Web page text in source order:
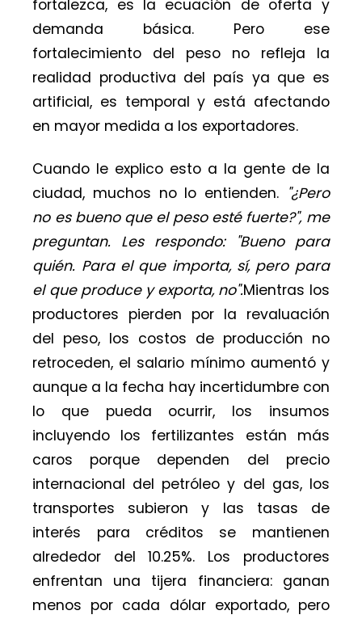
fortalezca, es la ecuación de oferta y
demanda básica. Pero ese
fortalecimiento del peso no refleja la
realidad productiva del país ya que es
artificial, es temporal y está afectando
en mayor medida a los exportadores.
Cuando le explico esto a la gente de la
ciudad, muchos no lo entienden. "¿Pero
no es bueno que el peso esté fuerte?", me
preguntan. Les respondo: "Bueno para
quién. Para el que importa, sí, pero para
el que produce y exporta, no".Mientras los
productores pierden por la revaluación
del peso, los costos de producción no
retroceden, el salario mínimo aumentó y
aunque a la fecha hay incertidumbre con
lo que pueda ocurrir, los insumos
incluyendo los fertilizantes están más
caros porque dependen del precio
internacional del petróleo y del gas, los
transportes subieron y las tasas de
interés para créditos se mantienen
alrededor del 10.25%. Los productores
enfrentan una tijera financiera: ganan
menos por cada dólar exportado, pero